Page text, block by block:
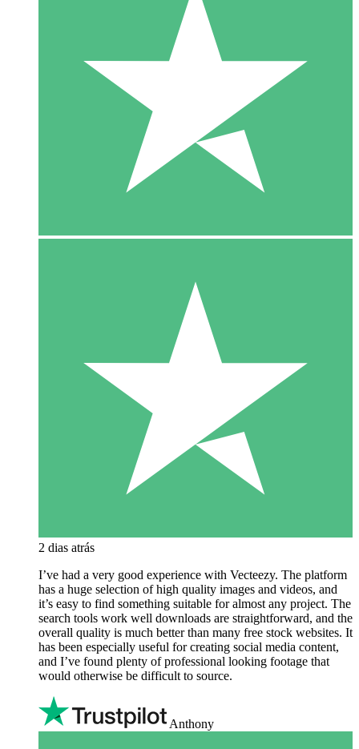
2 dias atrás
I’ve had a very good experience with Vecteezy. The platform
has a huge selection of high quality images and videos, and
it’s easy to find something suitable for almost any project. The
search tools work well downloads are straightforward, and the
overall quality is much better than many free stock websites. It
has been especially useful for creating social media content,
and I’ve found plenty of professional looking footage that
would otherwise be difficult to source.
Anthony